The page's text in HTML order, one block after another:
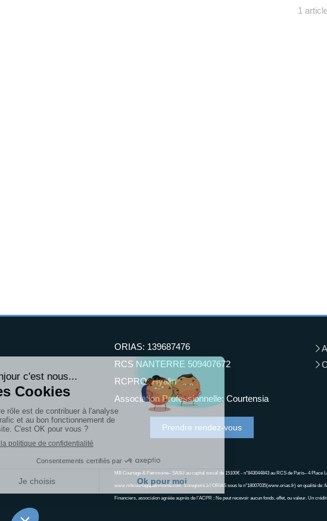
1
ORIAS: 139687476
RCS NANTERRE 509407672
RCPRO: Hyalin
Association Professionnelle: Courtensia
Prendre rendez-vous
MB Courtage & Patrimoine– SASU au capital social de 15100€ - n°843044843 au RCS de Paris– 4
www.mbcourtagepatrimoine.com. Enregistré à l’ORIAS sous le n°18007035(www.orias.fr) en qualité de
Financiers, associa\on agréée auprès de l’ACPR ; Ne peut recevoir aucun fonds, effet, ou valeur. Un